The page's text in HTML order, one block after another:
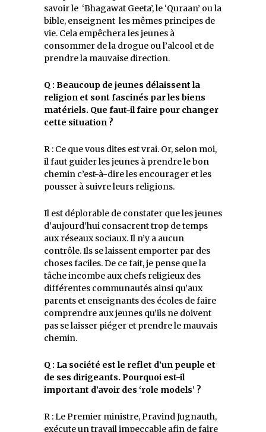
savoir le ‘Bhagawat Geeta’, le ‘Quraan’ ou la
bible, enseignent les mêmes principes de
vie. Cela empêchera les jeunes à
consommer de la drogue ou l’alcool et de
prendre la mauvaise direction.
Q : Beaucoup de jeunes délaissent la
religion et sont fascinés par les biens
matériels. Que faut-il faire pour changer
cette situation ?
R : Ce que vous dites est vrai. Or, selon moi,
il faut guider les jeunes à prendre le bon
chemin c’est-à-dire les encourager et les
pousser à suivre leurs religions.
Il est déplorable de constater que les jeunes
d’aujourd’hui consacrent trop de temps
aux réseaux sociaux. Il n’y a aucun
contrôle. Ils se laissent emporter par des
choses faciles. De ce fait, je pense que la
tâche incombe aux chefs religieux des
différentes communautés ainsi qu’aux
parents et enseignants des écoles de faire
comprendre aux jeunes qu’ils ne doivent
pas se laisser piéger et prendre le mauvais
chemin.
Q : La société est le reflet d’un peuple et
de ses dirigeants. Pourquoi est-il
important d’avoir des ‘role models’ ?
R : Le Premier ministre, Pravind Jugnauth,
exécute un travail impeccable afin de faire